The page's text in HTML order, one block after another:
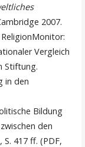
2007.
ReligionMonitor:
Vergleich
Stiftung.
in den
Bildung
den
417 ff. (PDF,